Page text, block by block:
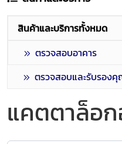
สินค้าและบริการทั้งหมด
ตรวจสอบอาคาร
ตรวจสอบและรับรอง
แคตตาล็อ